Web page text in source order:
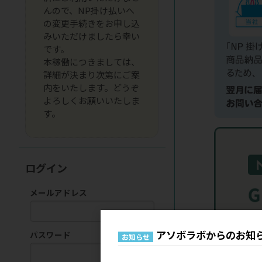
んので、NP掛け払いへ
の変更手続きをお申し込
みいただけましたら幸い
です。
本稼働につきましては、
詳細が決まり次第にご案
内をいたします。どうぞ
よろしくお願いいたしま
す。
ログイン
メールアドレス
パスワード お知らせ アソボラボからのお知